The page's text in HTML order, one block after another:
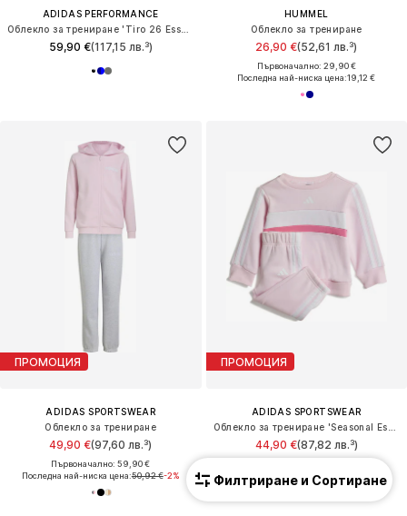
ADIDAS PERFORMANCE
59,90 €(117,15 лв.³)
HUMMEL
Облекло за трениране
26,90 €(52,61 лв.³)
Първоначално: 29,90 €
Последна най-ниска цена:19,12 €
ПРОМОЦИЯ
ADIDAS SPORTSWEAR
Облекло за трениране
49,90 €(97,60 лв.³)
Първоначално: 59,90 €
Последна най-ниска цена:50,92 €-2%
ПРОМОЦИЯ
ADIDAS SPORTSWEAR
44,90 €(87,82 лв.³)
Последна най-ниска цена:20,93 €
Филтриране и Сортиране